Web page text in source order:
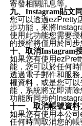
寄發相關訊息等。
九、Instagram貼文
您可以透過ezPretty
步功能，來將
使用此功能您需要
的授權將僅用於同步
十、取消Instagram
如果您有使用
能，您可以於任何
透過電子郵件和服
權資料，或是您可
能，系統將立即清
功能所同步的
十一、取消帳號資料
如果您有使用本公
任何時間取消您的